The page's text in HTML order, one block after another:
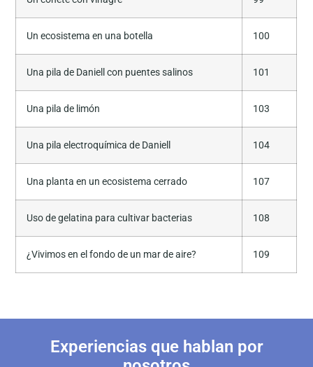
Un ecosistema en una botella 100
Una pila de Daniell con puentes salinos 101
Una pila de limón 103
Una pila electroquímica de Daniell 104
Una planta en un ecosistema cerrado 107
Uso de gelatina para cultivar bacterias 108
¿Vivimos en el fondo de un mar de aire? 109
Experiencias que hablan por